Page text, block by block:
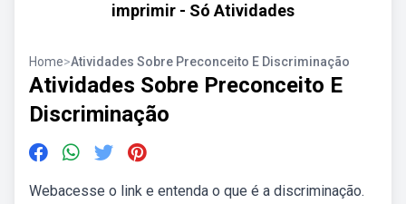
imprimir - Só Atividades
Home>Atividades Sobre Preconceito E Discriminação
Atividades Sobre Preconceito E
Discriminação
Webacesse o link e entenda o que é a discriminação.